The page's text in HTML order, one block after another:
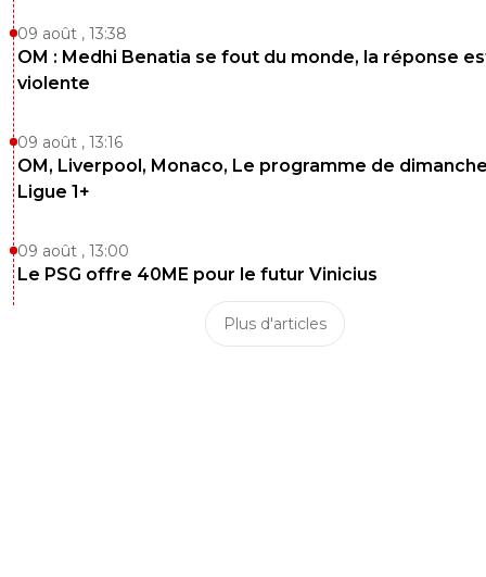
09 août , 13:38
OM : Medhi Benatia se fout du monde, la réponse
violente
09 août , 13:16
OM, Liverpool, Monaco, Le programme de
Ligue 1+
09 août , 13:00
Le PSG offre 40ME pour le futur Vinicius
Plus d'articles